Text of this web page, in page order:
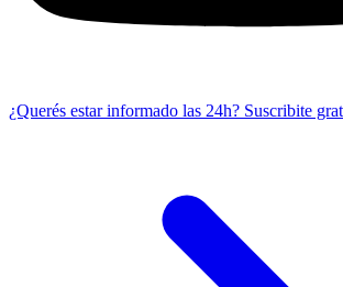
¿Querés estar informado las 24h? Suscribite